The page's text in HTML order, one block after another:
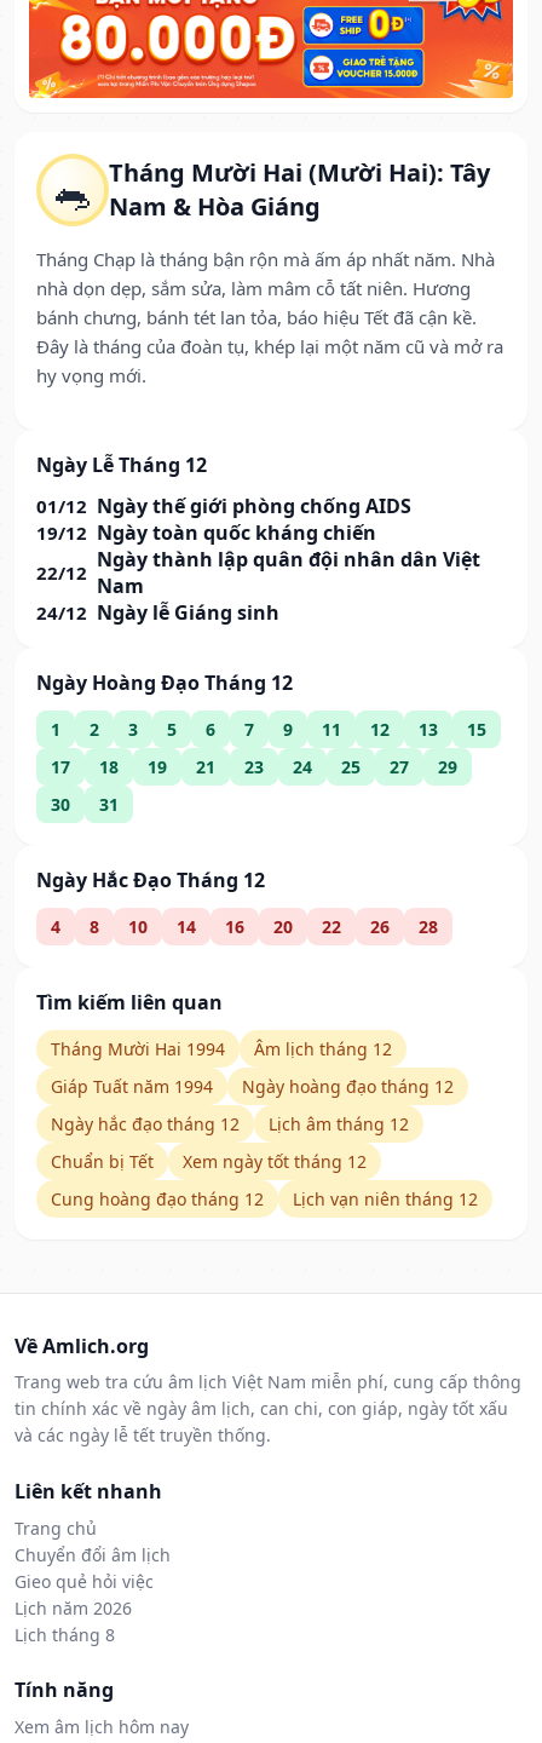
🐀 Tháng Mười Hai (Mười Hai): Tây
Nam & Hòa Giáng
Tháng Chạp là tháng bận rộn mà ấm áp nhất năm. Nhà
nhà dọn dẹp, sắm sửa, làm mâm cỗ tất niên. Hương
bánh chưng, bánh tét lan tỏa, báo hiệu Tết đã cận kề.
Đây là tháng của đoàn tụ, khép lại một năm cũ và mở ra
hy vọng mới.
Ngày Lễ Tháng 12
01/12 Ngày thế giới phòng chống AIDS
19/12 Ngày toàn quốc kháng chiến
22/12 Ngày thành lập quân đội nhân dân Việt
Nam
24/12 Ngày lễ Giáng sinh
Ngày Hoàng Đạo Tháng 12
1 2 3 5 6 7 9 11 12 13
15
17
18 19 21 23 24 25 27
29
30
31
Ngày Hắc Đạo Tháng 12
4 8 10 14 16 20 22 26 28
Tìm kiếm liên quan
Tháng Mười Hai 1994
Âm lịch tháng 12
Giáp Tuất năm 1994
Ngày hoàng đạo tháng 12
Ngày hắc đạo tháng 12
Lịch âm tháng 12
Chuẩn bị Tết
Xem ngày tốt tháng 12
Cung hoàng đạo tháng 12
Lịch vạn niên tháng 12
Về Amlich.org
Trang web tra cứu âm lịch Việt Nam miễn phí, cung cấp thông
tin chính xác về ngày âm lịch, can chi, con giáp, ngày tốt xấu
và các ngày lễ tết truyền thống.
Liên kết nhanh
Trang chủ
Chuyển đổi âm lịch
Gieo quẻ hỏi việc
Lịch năm 2026
Lịch tháng 8
Tính năng
Xem âm lịch hôm nay